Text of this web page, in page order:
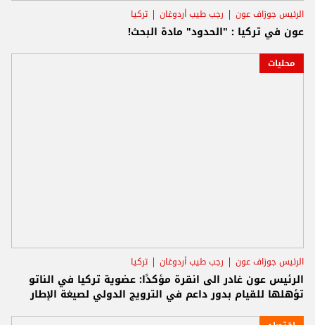
الرئيس جوزاف عون رجب طيب أردوغان تركيا
عون في تركيا : "الحدود" مادة البحث!
محليات
الرئيس جوزاف عون رجب طيب أردوغان تركيا
الرئيس عون غادر الى انقرة مؤكدًا: عضوية تركيا في الناتو
تؤهلها للقيام بدور داعم في الترويج الدولي لصيغة الإطار